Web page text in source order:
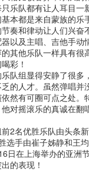
乐队都有让人耳目一
本都是来自蒙族的乐
奏和律动让人们兴奋
以及主唱、吉他手动
其他乐队一样具有很
彩！
队组显得安静了很多
的人才。虽然弹唱并
然有可圈可点之处。
对摇滚乐的真诚在翻
2名优胜乐队由头条
选手由崔子姊静和王
日在上海举办的亚洲
的表现！